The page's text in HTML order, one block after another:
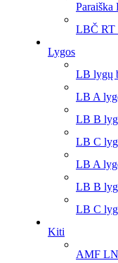
LBČ RT
Lygos
LB lygų
LB A
LB B
LB C
LB A
LB B
LB C
Kiti
AMF